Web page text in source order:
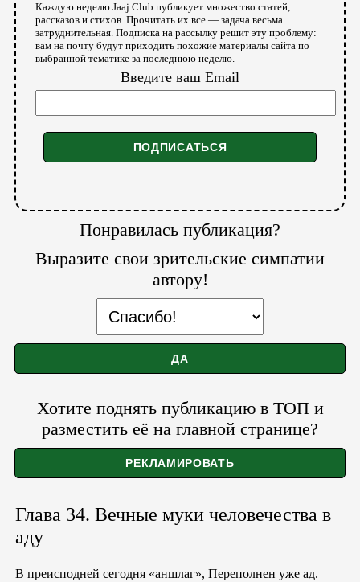
Каждую неделю Jaaj.Club публикует множество статей,
рассказов и стихов. Прочитать их все — задача весьма
затруднительная. Подписка на рассылку решит эту проблему:
вам на почту будут приходить похожие материалы сайта по
выбранной тематике за последнюю неделю.
Введите ваш Email
Понравилась публикация?
Выразите свои зрительские симпатии
автору!
Хотите поднять публикацию в ТОП и
разместить её на главной странице?
Глава 34. Вечные муки человечества в
аду
В преисподней сегодня «аншлаг», Переполнен уже ад.